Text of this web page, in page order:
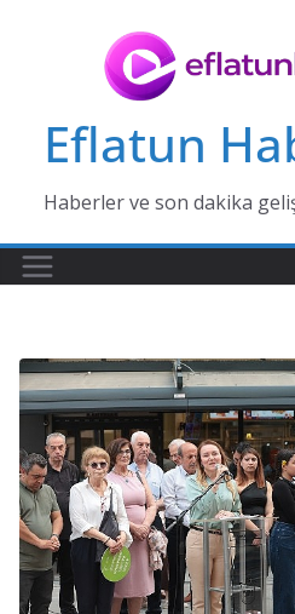
Eflatun
Haberler ve son dakika